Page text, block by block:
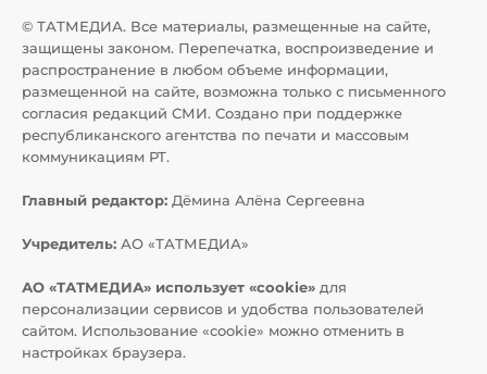
© ТАТМЕДИА. Все материалы, размещенные на сайте,
защищены законом. Перепечатка, воспроизведение и
распространение в любом объеме информации,
размещенной на сайте, возможна только с письменного
согласия редакций СМИ. Создано при поддержке
республиканского агентства по печати и массовым
коммуникациям РТ.
Главный редактор: Дёмина Алёна Сергеевна
Учредитель: АО «ТАТМЕДИА»
АО «ТАТМЕДИА» использует «cookie» для
персонализации сервисов и удобства пользователей
сайтом. Использование «cookie» можно отменить в
настройках браузера.